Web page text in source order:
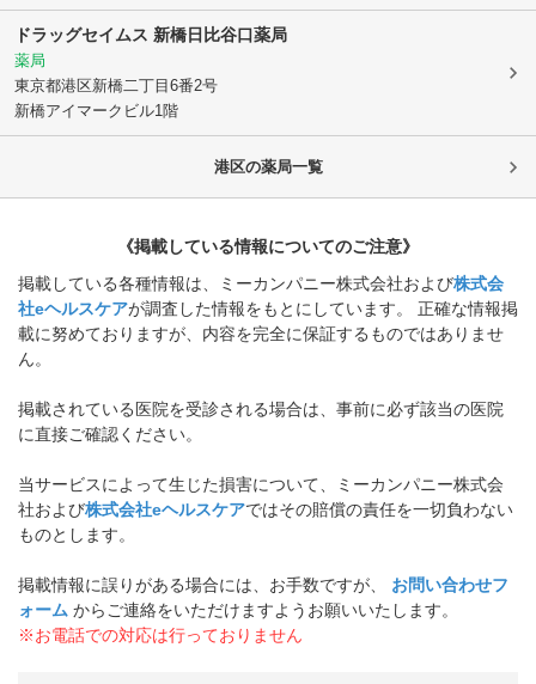
ドラッグセイムス 新橋日比谷口薬局
薬局
東京都港区新橋二丁目6番2号
新橋アイマークビル1階
港区の薬局一覧
《掲載している情報についてのご注意》
掲載している各種情報は、ミーカンパニー株式会社および株式会
社eヘルスケアが調査した情報をもとにしています。 正確な情報掲
載に努めておりますが、内容を完全に保証するものではありませ
ん。
掲載されている医院を受診される場合は、事前に必ず該当の医院
に直接ご確認ください。
当サービスによって生じた損害について、ミーカンパニー株式会
社および株式会社eヘルスケアではその賠償の責任を一切負わない
ものとします。
掲載情報に誤りがある場合には、お手数ですが、
お問い合わせフ
ォーム からご連絡をいただけますようお願いいたします。
※お電話での対応は行っておりません